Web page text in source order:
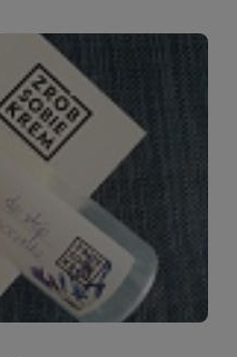
wygląd. W związku z
na krem, w której
nadaje się do każdego
suchą, jak i tłustą.